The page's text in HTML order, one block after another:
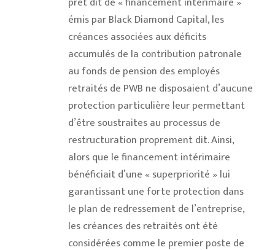
émis par Black Diamond Capital, les
créances associées aux déficits
accumulés de la contribution patronale
au fonds de pension des employés
retraités de PWB ne disposaient d’aucune
protection particulière leur permettant
d’être soustraites au processus de
restructuration proprement dit. Ainsi,
alors que le financement intérimaire
bénéficiait d’une « superpriorité » lui
garantissant une forte protection dans
le plan de redressement de l’entreprise,
les créances des retraités ont été
considérées comme le premier poste de